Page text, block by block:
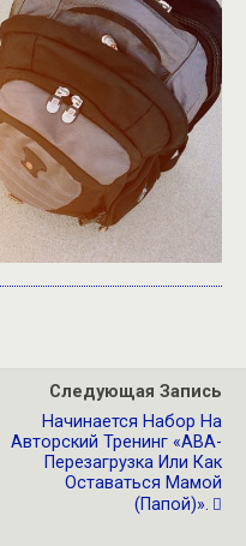
Следующая Запись
Начинается Набор На
Авторский Тренинг «АВА-
Перезагрузка Или Как
Оставаться Мамой
(папой)».